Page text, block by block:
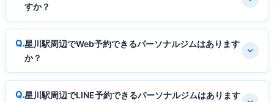
すか？
星川駅周辺でWeb予約できるパーソナルジムはあります
か？
星川駅周辺でLINE予約できるパーソナルジムはあります